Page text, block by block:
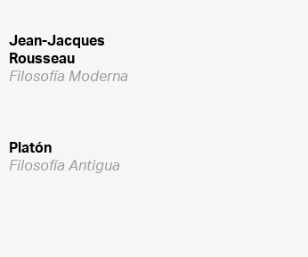
Jean-Jacques
Rousseau
Filosofía Moderna
Platón
Filosofía Antigua